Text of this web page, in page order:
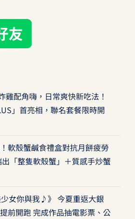
雞配角嗨，日常爽快新吃法！
」首亮相，聯名套餐限時開
軟殼蟹鹹食禮盒對抗月餅疲勞
出「整隻軟殼蟹」＋質感手炒蟹
女你與我♪》 今夏重返大銀
前開跑 完成作品抽電影票、公